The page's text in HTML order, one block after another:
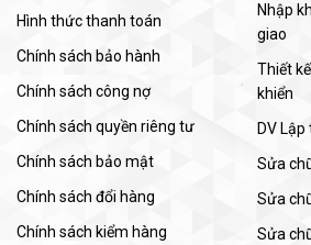
Hình thức thanh toán
Chính sách bảo hành
Chính sách công nợ
Chính sách quyền riêng tư
Chính sách bảo mật
Chính sách đổi hàng
Chính sách kiểm hàng
Nhập
giao
Thiết
khiển
DV Lập
Sửa
Sửa
Sửa